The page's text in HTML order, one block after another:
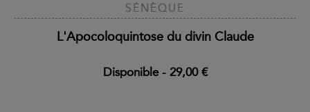
SÉNÈQUE
L'Apocoloquintose du divin Claude
Disponible- 29,00 €